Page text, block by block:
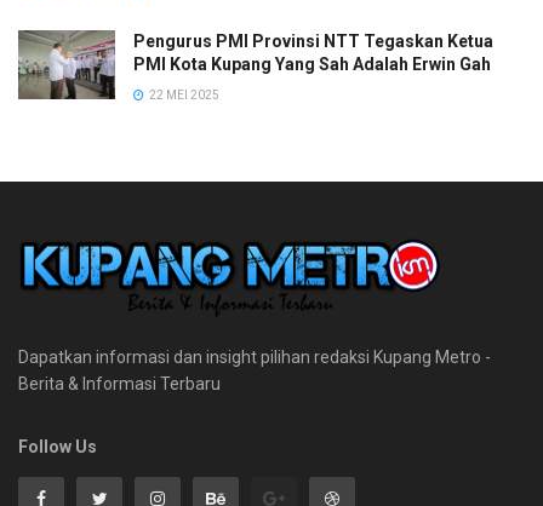
Pengurus PMI Provinsi NTT Tegaskan Ketua
PMI Kota Kupang Yang Sah Adalah Erwin Gah
22 MEI 2025
Dapatkan informasi dan insight pilihan redaksi Kupang Metro -
Berita & Informasi Terbaru
Follow Us